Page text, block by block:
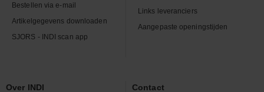
Bestellen via e-mail
Artikelgegevens downloaden
SJORS - INDI scan app
Links leveranciers
Aangepaste openingstijden
Over INDI Contact